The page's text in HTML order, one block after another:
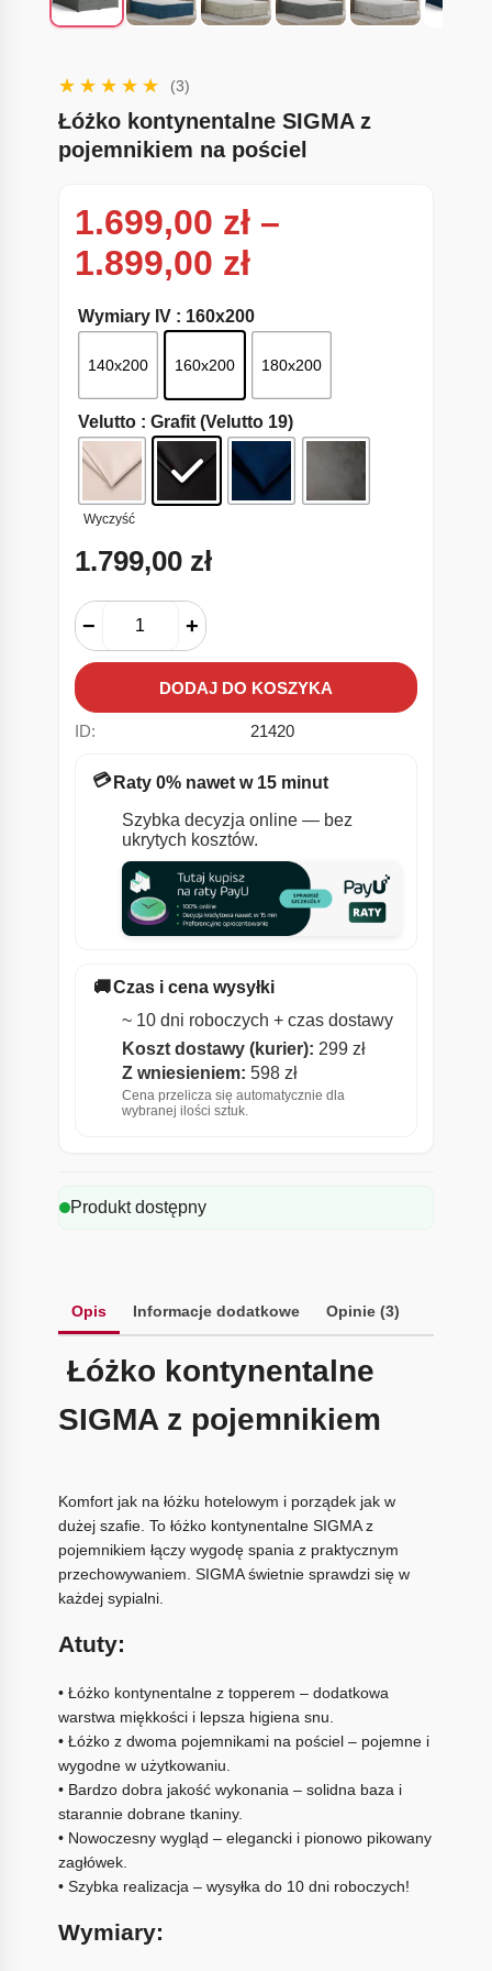
(3)
Łóżko kontynentalne SIGMA z
pojemnikiem na pościel
1.699,00 zł –
1.899,00 złZakres cen:
Wymiary IV : 160x200
140x200 160x200 180x200
Velutto : Grafit (Velutto 19)
Wyczyść
1.799,00 zł
− +
DODAJ DO KOSZYKA
ID: 21420
💳 Raty 0% nawet w 15 minut
Szybka decyzja online — bez
ukrytych kosztów.
🚚Czas i cena wysyłki
~ 10 dni roboczych + czas dostawy
Koszt dostawy (kurier): 299 zł
Z wniesieniem: 598 zł
Cena przelicza się automatycznie dla
wybranej ilości sztuk.
Produkt dostępny
Opis Informacje dodatkowe Opinie (3)
Łóżko kontynentalne
SIGMA z pojemnikiem
Komfort jak na łóżku hotelowym i porządek jak w
dużej szafie. To łóżko kontynentalne SIGMA z
pojemnikiem łączy wygodę spania z praktycznym
przechowywaniem. SIGMA świetnie sprawdzi się w
każdej sypialni.
Atuty:
• Łóżko kontynentalne z topperem – dodatkowa
warstwa miękkości i lepsza higiena snu.
• Łóżko z dwoma pojemnikami na pościel – pojemne i
wygodne w użytkowaniu.
• Bardzo dobra jakość wykonania – solidna baza i
starannie dobrane tkaniny.
• Nowoczesny wygląd – elegancki i pionowo pikowany
zagłówek.
• Szybka realizacja – wysyłka do 10 dni roboczych!
Wymiary: